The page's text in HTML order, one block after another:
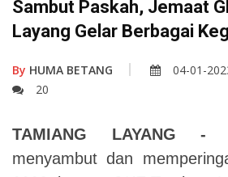
Sambut Paskah, Jemaat
Layang Gelar Berbagai
By HUMA BETANG 04-01-
20
TAMIANG LAYANG -
menyambut dan